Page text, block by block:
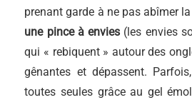
prenant garde à ne pas abîmer
une pince à envies (les envies
qui « rebiquent » autour des
gênantes et dépassent.
toutes seules grâce au gel